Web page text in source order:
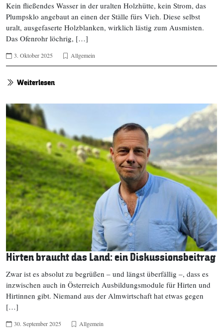
Kein fließendes Wasser in der uralten Holzhütte, kein Strom, das
Plumpsklo angebaut an einen der Ställe fürs Vieh. Diese selbst
uralt, ausgefaserte Holzblanken, wirklich lästig zum Ausmisten.
Das Ofenrohr löchrig, […]
3. Oktober 2025 Allgemein
Weiterlesen
Hirten braucht das Land: ein Diskussionsbeitrag
Zwar ist es absolut zu begrüßen – und längst überfällig –, dass es
inzwischen auch in Österreich Ausbildungsmodule für Hirten und
Hirtinnen gibt. Niemand aus der Almwirtschaft hat etwas gegen
[…]
30. September 2025 Allgemein